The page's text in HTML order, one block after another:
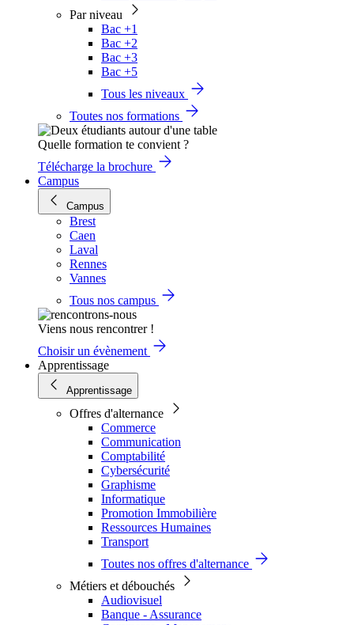
Par niveau
Bac +1
Bac +2
Bac +3
Bac +5
Tous les niveaux
Toutes nos formations
Quelle formation te convient ?
Télécharge la brochure
Campus
Campus
Brest
Caen
Laval
Rennes
Vannes
Tous nos campus
Viens nous rencontrer !
Choisir un évènement
Apprentissage
Apprentissage
Offres d'alternance
Commerce
Communication
Comptabilité
Cybersécurité
Graphisme
Informatique
Promotion Immobilière
Ressources Humaines
Transport
Toutes nos offres d'alternance
Métiers et débouchés
Audiovisuel
Banque - Assurance